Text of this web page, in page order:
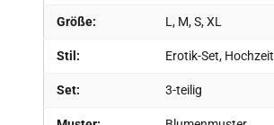
Größe: L, M, S, XL
Stil: Erotik-Set, Hochzeit
Set: 3-teilig